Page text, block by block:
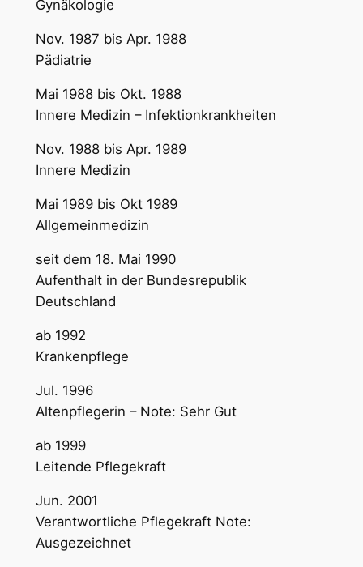
Gynäkologie
Nov. 1987 bis Apr. 1988
Pädiatrie
Mai 1988 bis Okt. 1988
Innere Medizin – Infektionkrankheiten
Nov. 1988 bis Apr. 1989
Innere Medizin
Mai 1989 bis Okt 1989
Allgemeinmedizin
seit dem 18. Mai 1990
Aufenthalt in der Bundesrepublik
Deutschland
ab 1992
Krankenpflege
Jul. 1996
Altenpflegerin – Note: Sehr Gut
ab 1999
Leitende Pflegekraft
Jun. 2001
Verantwortliche Pflegekraft Note:
Ausgezeichnet